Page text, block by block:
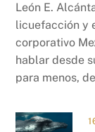
León E.
licuefacción y
corporativo
hablar desde
para menos,